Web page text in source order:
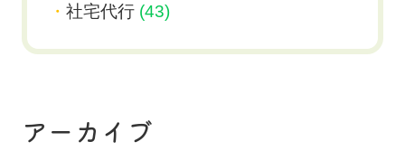
社宅代行(43)
アーカイブ